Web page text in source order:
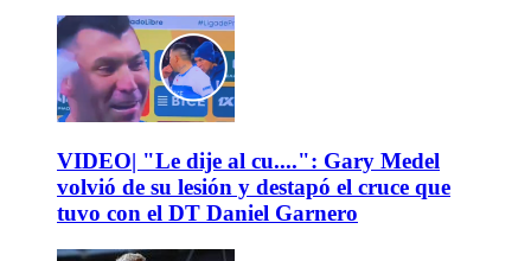
VIDEO| "Le dije al cu....": Gary Medel
volvió de su lesión y destapó el cruce que
tuvo con el DT Daniel Garnero